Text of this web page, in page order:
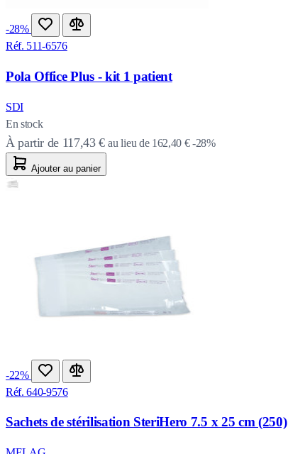
-28%
Réf. 511-6576
Pola Office Plus - kit 1 patient
SDI
En stock
À partir de 117,43 € au lieu de 162,40 € -28%
Ajouter au panier
-22%
Réf. 640-9576
Sachets de stérilisation SteriHero 7.5 x 25 cm (250)